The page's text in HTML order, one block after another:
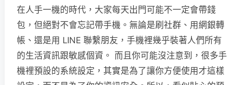
在人手一機的時代，大家每天出門可能不一定會帶錢
包，但絕對不會忘記帶手機。無論是刷社群、用網銀轉
帳、還是用 LINE 聯繫朋友，手機裡幾乎裝著人們所有
的生活資訊跟敏感個資。 而且你可能沒注意到，很多手
機裡預設的系統設定，其實是為了讓你方便使用才這樣